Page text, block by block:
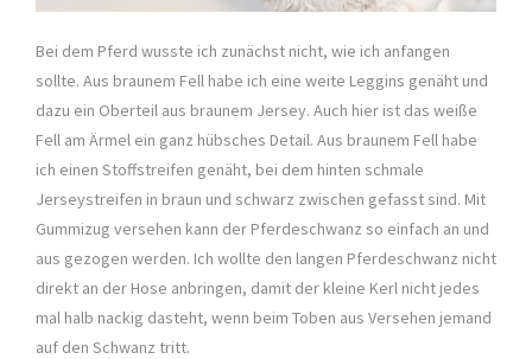
Bei dem Pferd wusste ich zunächst nicht, wie ich anfangen
sollte. Aus braunem Fell habe ich eine weite Leggins genäht und
dazu ein Oberteil aus braunem Jersey. Auch hier ist das weiße
Fell am Ärmel ein ganz hübsches Detail. Aus braunem Fell habe
ich einen Stoffstreifen genäht, bei dem hinten schmale
Jerseystreifen in braun und schwarz zwischen gefasst sind. Mit
Gummizug versehen kann der Pferdeschwanz so einfach an und
aus gezogen werden. Ich wollte den langen Pferdeschwanz nicht
direkt an der Hose anbringen, damit der kleine Kerl nicht jedes
mal halb nackig dasteht, wenn beim Toben aus Versehen jemand
auf den Schwanz tritt.